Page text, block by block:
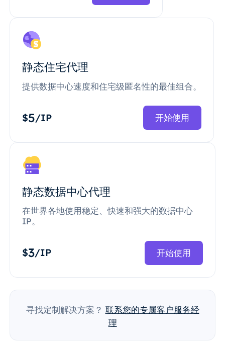
静态住宅代理
提供数据中心速度和住宅级匿名性的最佳组合。
$5/IP 开始使用
静态数据中心代理
在世界各地使用稳定、快速和强大的数据中心
IP。
$3/IP 开始使用
寻找定制解决方案？ 联系您的专属客户服务经
理